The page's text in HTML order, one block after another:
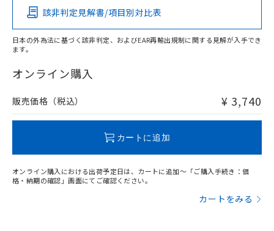
O
在庫等で未対応品が混在する可能性があります。
問い合わせください。
該非判定見解書/項目別対比表
日本の外為法に基づく該非判定、およびEAR再輸出規制に関する見解が入手でき
ます。
オンライン購入
販売価格（税込） ¥ 3,740
カートに追加
オンライン購入における出荷予定日は、カートに追加～「ご購入手続き：価
格・納期の確認」画面にてご確認ください。
カートをみる